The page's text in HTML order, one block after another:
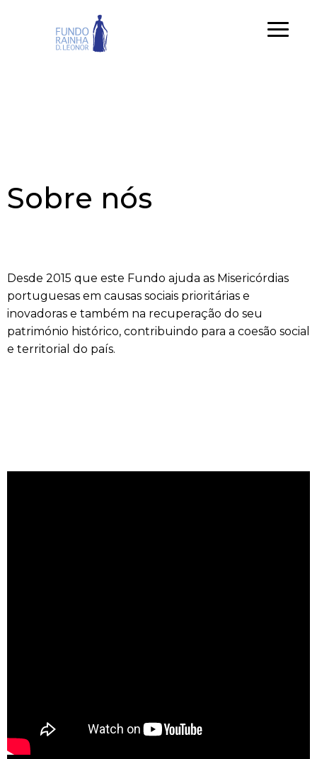
Menu
Sobre nós
Desde 2015 que este Fundo ajuda as Misericórdias
portuguesas em causas sociais prioritárias e
inovadoras e também na recuperação do seu
património histórico, contribuindo para a coesão social
e territorial do país.